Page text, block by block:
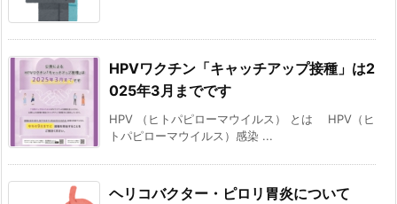
HPVワクチン「キャッチアップ接種」は2
025年3月までです
HPV （ヒトパピローマウイルス） とは HPV（ヒ
トパピローマウイルス）感染 ...
ヘリコバクター・ピロリ胃炎について